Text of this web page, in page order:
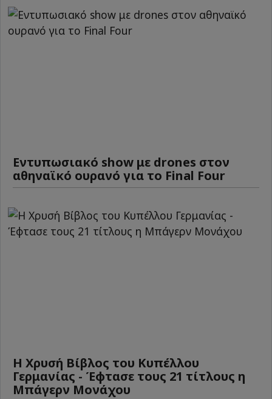
Εντυπωσιακό show με drones στον
αθηναϊκό ουρανό για το Final Four
Η Χρυσή Βίβλος του Κυπέλλου
Γερμανίας - Έφτασε τους 21 τίτλους η
Μπάγερν Μονάχου